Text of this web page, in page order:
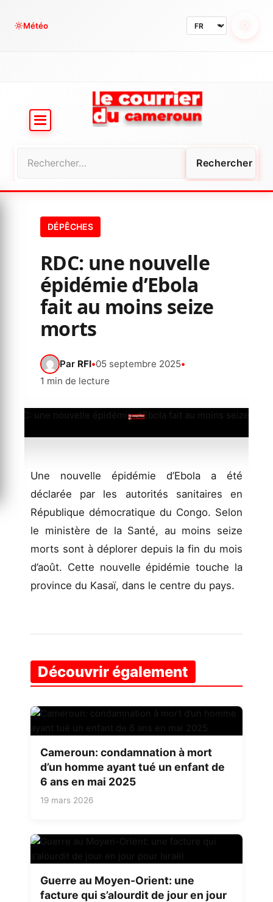
Météo
DÉPÊCHES
RDC: une nouvelle
épidémie d’Ebola
fait au moins seize
morts
Par RFI•05 septembre 2025•
1 min de lecture
Une nouvelle épidémie d’Ebola a été
déclarée par les autorités sanitaires en
République démocratique du Congo. Selon
le ministère de la Santé, au moins seize
morts sont à déplorer depuis la fin du mois
d’août. Cette nouvelle épidémie touche la
province du Kasaï, dans le centre du pays.
Découvrir également
Cameroun: condamnation à mort
d’un homme ayant tué un enfant de
6 ans en mai 2025
19 mars 2026
Guerre au Moyen-Orient: une
facture qui s’alourdit de jour en jour